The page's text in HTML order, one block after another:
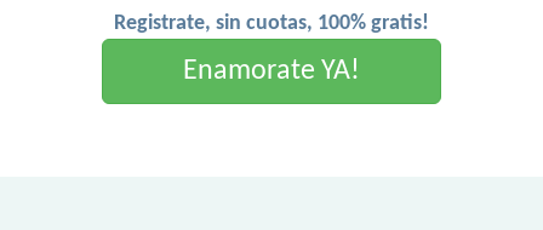
Registrate, sin cuotas, 100% gratis!
Enamorate YA!